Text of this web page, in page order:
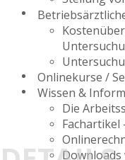
Onlinekurse /
Wissen &
Die
Fachartikel